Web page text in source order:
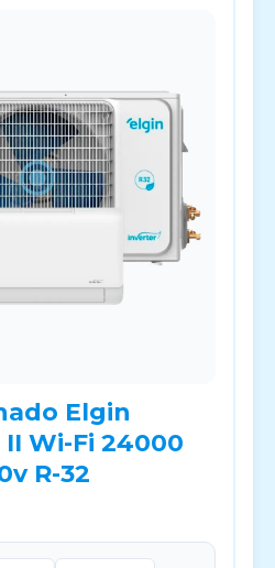
Elgin
Wi-Fi 24000
R-32